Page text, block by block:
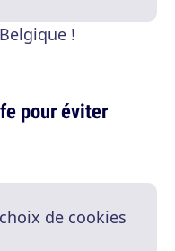
!
pour éviter
de cookies